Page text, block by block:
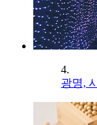
4.
광명,